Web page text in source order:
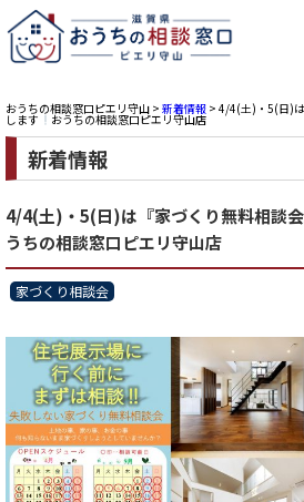
おうちの相談窓口ピエリ守山 > 新着情報 > 4/4(土)・5(日)
します おうちの相談窓口ピエリ守山店
新着情報
4/4(土)・5(日)は『家づくり無料相談
うちの相談窓口ピエリ守山店
家づくり相談会